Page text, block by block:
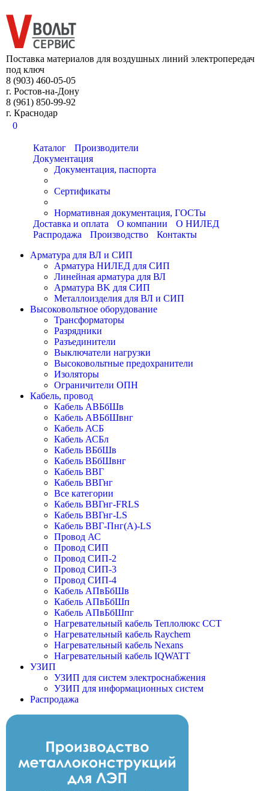
Поставка материалов для воздушных линий электропередач
под ключ
8 (903) 460-05-05
г. Ростов-на-Дону
8 (961) 850-99-92
г. Краснодар
0
Каталог
Производители
Документация
Документация, паспорта
Сертификаты
Нормативная документация, ГОСТы
Доставка и оплата
О компании
О НИЛЕД
Распродажа
Производство
Контакты
Арматура для ВЛ и СИП
Арматура НИЛЕД для СИП
Линейная арматура для ВЛ
Арматура BK для СИП
Металлоизделия для ВЛ и СИП
Высоковольтное оборудование
Трансформаторы
Разрядники
Разъединители
Выключатели нагрузки
Высоковольтные предохранители
Изоляторы
Ограничители ОПН
Кабель, провод
Кабель АВБбШв
Кабель АВБбШвнг
Кабель АСБ
Кабель АСБл
Кабель ВБбШв
Кабель ВБбШвнг
Кабель ВВГ
Кабель ВВГнг
Все категории
Кабель ВВГнг-FRLS
Кабель ВВГнг-LS
Кабель ВВГ-Пнг(А)-LS
Провод АС
Провод СИП
Провод СИП-2
Провод СИП-3
Провод СИП-4
Кабель АПвБбШв
Кабель АПвБбШп
Кабель АПвБбШпг
Нагревательный кабель Теплолюкс ССТ
Нагревательный кабель Raychem
Нагревательный кабель Nexans
Нагревательный кабель IQWATT
УЗИП
УЗИП для систем электроснабжения
УЗИП для информационных систем
Распродажа